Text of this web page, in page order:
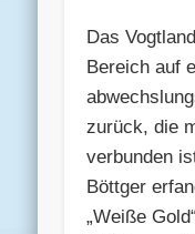
Das
Bereich auf
zurück, die
verbunden
Böttger
„Weiße